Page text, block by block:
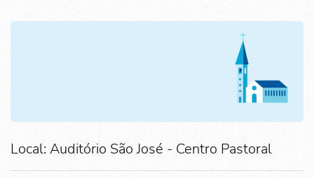
Local: Auditório São José - Centro Pastoral